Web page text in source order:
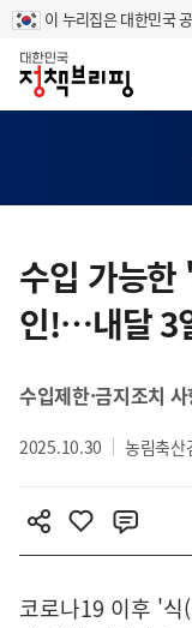
이 누리집은 대한민국
홈
츠
영
수입 가능
인!…내달 3
수입제한·금지조치
2025.10.30 농림축산
코로나19 이후 '